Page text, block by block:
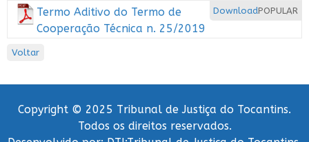
POPULAR
Download
Termo Aditivo do Termo de
Cooperação Técnica n. 25/2019
Voltar
Copyright © 2025 Tribunal de Justiça do Tocantins.
Todos os direitos reservados.